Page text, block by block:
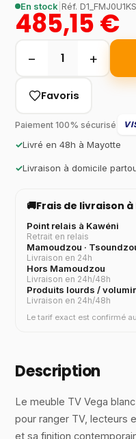
En stock |Réf.
485,15 €
− 1 +
Favoris
Paiement 100% sécurisé
✓Livré en 48h à Mayotte
✓Livraison à domicile
🚚Frais de livraison
Point relais à Kawéni
Retrait en relais
Mamoudzou ·
Livraison en 24h
Hors Mamoudzou
Livraison en 24h/48h
Produits lourds /
Livraison en 24h/48h
Le tarif exact est confirmé
Description
Le meuble TV Vega
pour ranger TV, lecteurs
et sa finition